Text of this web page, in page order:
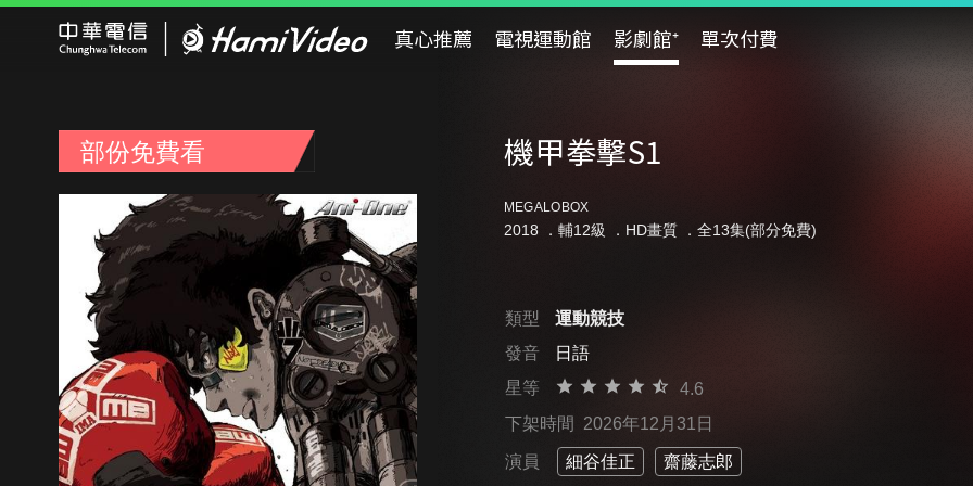
真心推薦 電視運動館 影劇館⁺ 單次付費
部份免費看 機甲拳擊S1
MEGALOBOX
2018 ． 輔12級 ．HD畫質 ．全13集(部分免費)
類型
運動競技
發音
日語
星等
4.6
下架時間 2026年12月31日
演員 細谷佳正 齋藤志郎